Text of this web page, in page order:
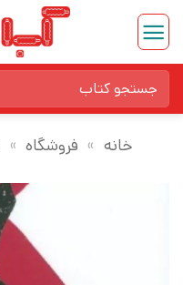
Skip
content
برای:
خانه » فروشگاه »